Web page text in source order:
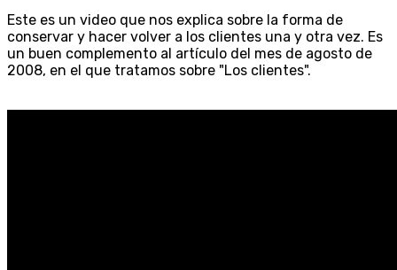
Este es un video que nos explica sobre la forma de
conservar y hacer volver a los clientes una y otra vez. Es
un buen complemento al artículo del mes de agosto de
2008, en el que tratamos sobre "Los clientes".